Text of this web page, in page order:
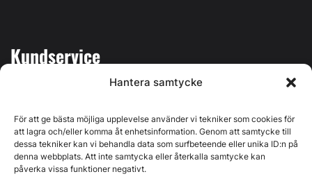
Hantera samtycke
För att ge bästa möjliga upplevelse använder vi tekniker som cookies för
att lagra och/eller komma åt enhetsinformation. Genom att samtycke till
dessa tekniker kan vi behandla data som surfbeteende eller unika ID:n på
denna webbplats. Att inte samtycka eller återkalla samtycke kan
påverka vissa funktioner negativt.
Kundservice
Kontakta oss